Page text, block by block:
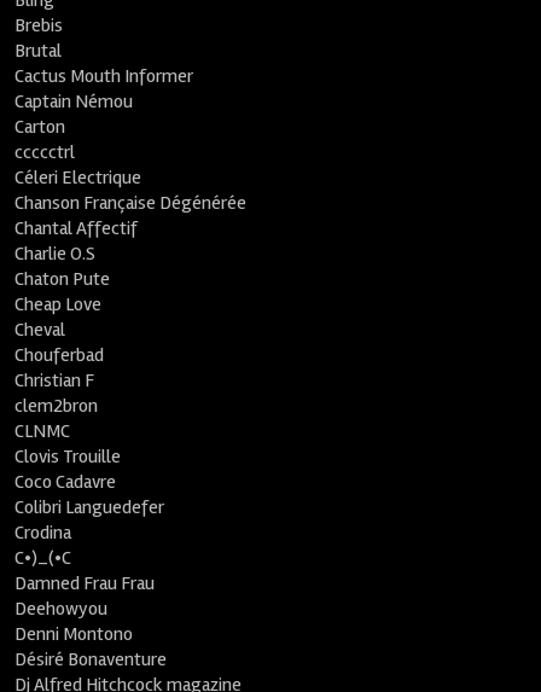
Brebis
Brutal
Cactus Mouth Informer
Captain Némou
Carton
ccccctrl
Céleri Electrique
Chanson Française Dégénérée
Chantal Affectif
Charlie O.S
Chaton Pute
Cheap Love
Cheval
Chouferbad
Christian F
clem2bron
CLNMC
Clovis Trouille
Coco Cadavre
Colibri Languedefer
Crodina
C•)_(•C
Damned Frau Frau
Deehowyou
Denni Montono
Désiré Bonaventure
Dj Alfred Hitchcock magazine